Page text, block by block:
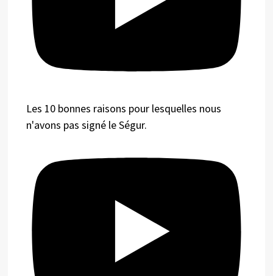
Les 10 bonnes raisons pour lesquelles nous
n'avons pas signé le Ségur.